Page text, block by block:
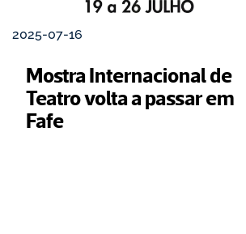
2025-07-16
Mostra Internacional de
Teatro volta a passar em
Fafe